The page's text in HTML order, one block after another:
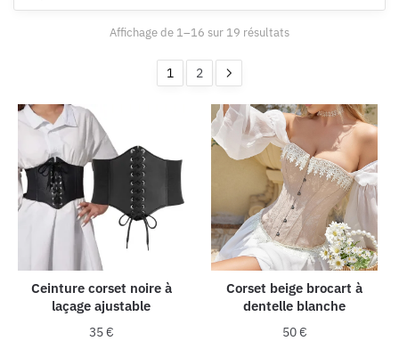
Affichage de 1–16 sur 19 résultats
1 2
Ceinture corset noire à
laçage ajustable
35€
Corset beige brocart à
dentelle blanche
50€